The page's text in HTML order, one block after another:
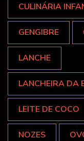
CULINÁRIA
GENGIBRE
LANCHE
LANCHEIRA DA
LEITE DE COCO
NOZES